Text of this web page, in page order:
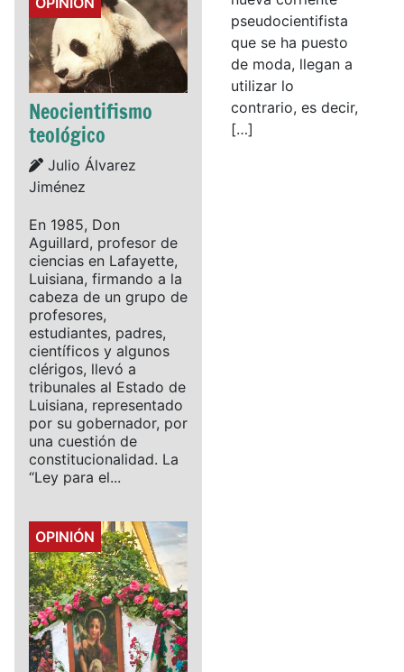
Neocientifismo
teológico
Details
Julio Álvarez
Jiménez
En 1985, Don
Aguillard, profesor de
ciencias en Lafayette,
Luisiana, firmando a la
cabeza de un grupo de
profesores,
estudiantes, padres,
científicos y algunos
clérigos, llevó a
tribunales al Estado de
Luisiana, representado
por su gobernador, por
una cuestión de
constitucionalidad. La
“Ley para el...
Details
OPINIÓN
pseudocientifista
que se ha puesto
de moda, llegan a
utilizar lo
contrario, es decir,
[…]